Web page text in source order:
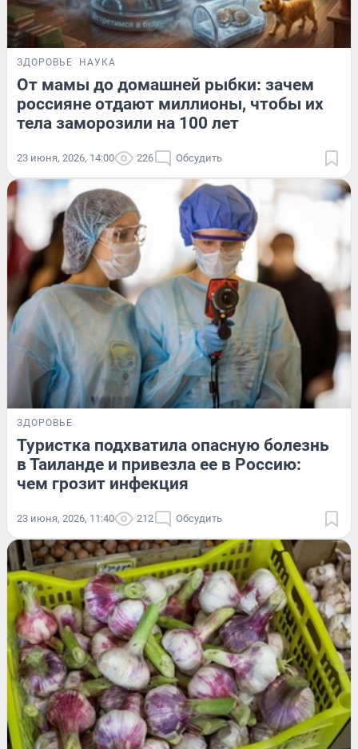
ЗДОРОВЬЕ НАУКА
От мамы до домашней рыбки: зачем
россияне отдают миллионы, чтобы их
тела заморозили на 100 лет
23 июня, 2026, 14:00 226 Обсудить
ЗДОРОВЬЕ
Туристка подхватила опасную болезнь
в Таиланде и привезла ее в Россию:
чем грозит инфекция
23 июня, 2026, 11:40 212 Обсудить